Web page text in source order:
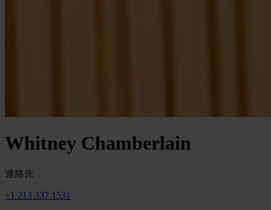
Whitney Chamberlain
連絡先
+1 213 337 1531